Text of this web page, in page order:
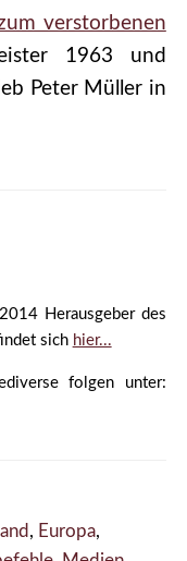
verstorbenen
1963 und
Peter Müller in
Herausgeber des
sich hier...
folgen unter:
, Europa,